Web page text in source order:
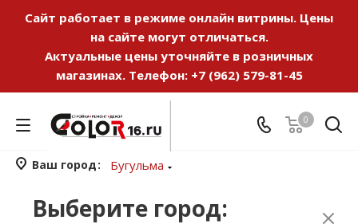
Сайт работает в режиме онлайн витрины. Цены
на сайте могут отличаться.
Актуальные цены уточняйте в розничных
магазинах. Телефон: +7 (962) 579-81-45
0
Ваш город Бугульма
Выберите город: